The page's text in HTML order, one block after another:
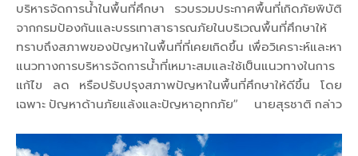
บริหารจัดการน้ำในพื้นที่ศึกษา รวบรวมประกาศพื้นที่เกิดภัยพิบัติ
จากกรมป้องกันและบรรเทาสาธารณภัยในบริเวณพื้นที่ศึกษาให้
ทราบถึงสภาพของปัญหาในพื้นที่ที่เคยเกิดขึ้น เพื่อวิเคราะห์และหา
แนวทางการบริหารจัดการน้ำที่เหมาะสมและใช้เป็นแนวทางในการ
แก้ไข ลด หรือปรับปรุงสภาพปัญหาในพื้นที่ศึกษาให้ดีขึ้น โดย
เฉพาะ ปัญหาด้านภัยแล้งและปัญหาอุทกภัย” นายสุรชาติ กล่าว